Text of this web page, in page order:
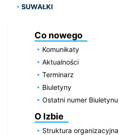
SUWAŁKI
Co nowego
Komunikaty
Aktualności
Terminarz
Biuletyny
Ostatni numer Biuletynu
O Izbie
Struktura organizacyjna